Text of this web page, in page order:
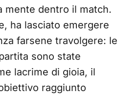
mente dentro il match.
ha lasciato emergere
farsene travolgere: le
sono state
lacrime di gioia, il
raggiunto